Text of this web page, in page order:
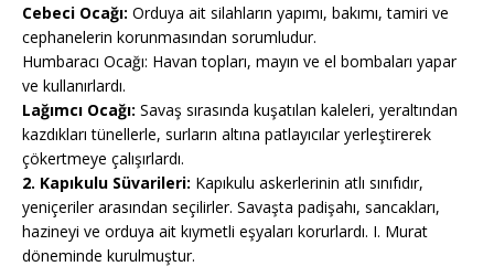
Cebeci Ocağı: Orduya ait silahların yapımı, bakımı, tamiri ve
cephanelerin korunmasından sorumludur.
Humbaracı Ocağı: Havan topları, mayın ve el bombaları yapar
ve kullanırlardı.
Lağımcı Ocağı: Savaş sırasında kuşatılan kaleleri, yeraltından
kazdıkları tünellerle, surların altına patlayıcılar yerleştirerek
çökertmeye çalışırlardı.
2. Kapıkulu Süvarileri: Kapıkulu askerlerinin atlı sınıfıdır,
yeniçeriler arasından seçilirler. Savaşta padişahı, sancakları,
hazineyi ve orduya ait kıymetli eşyaları korurlardı. I. Murat
döneminde kurulmuştur.